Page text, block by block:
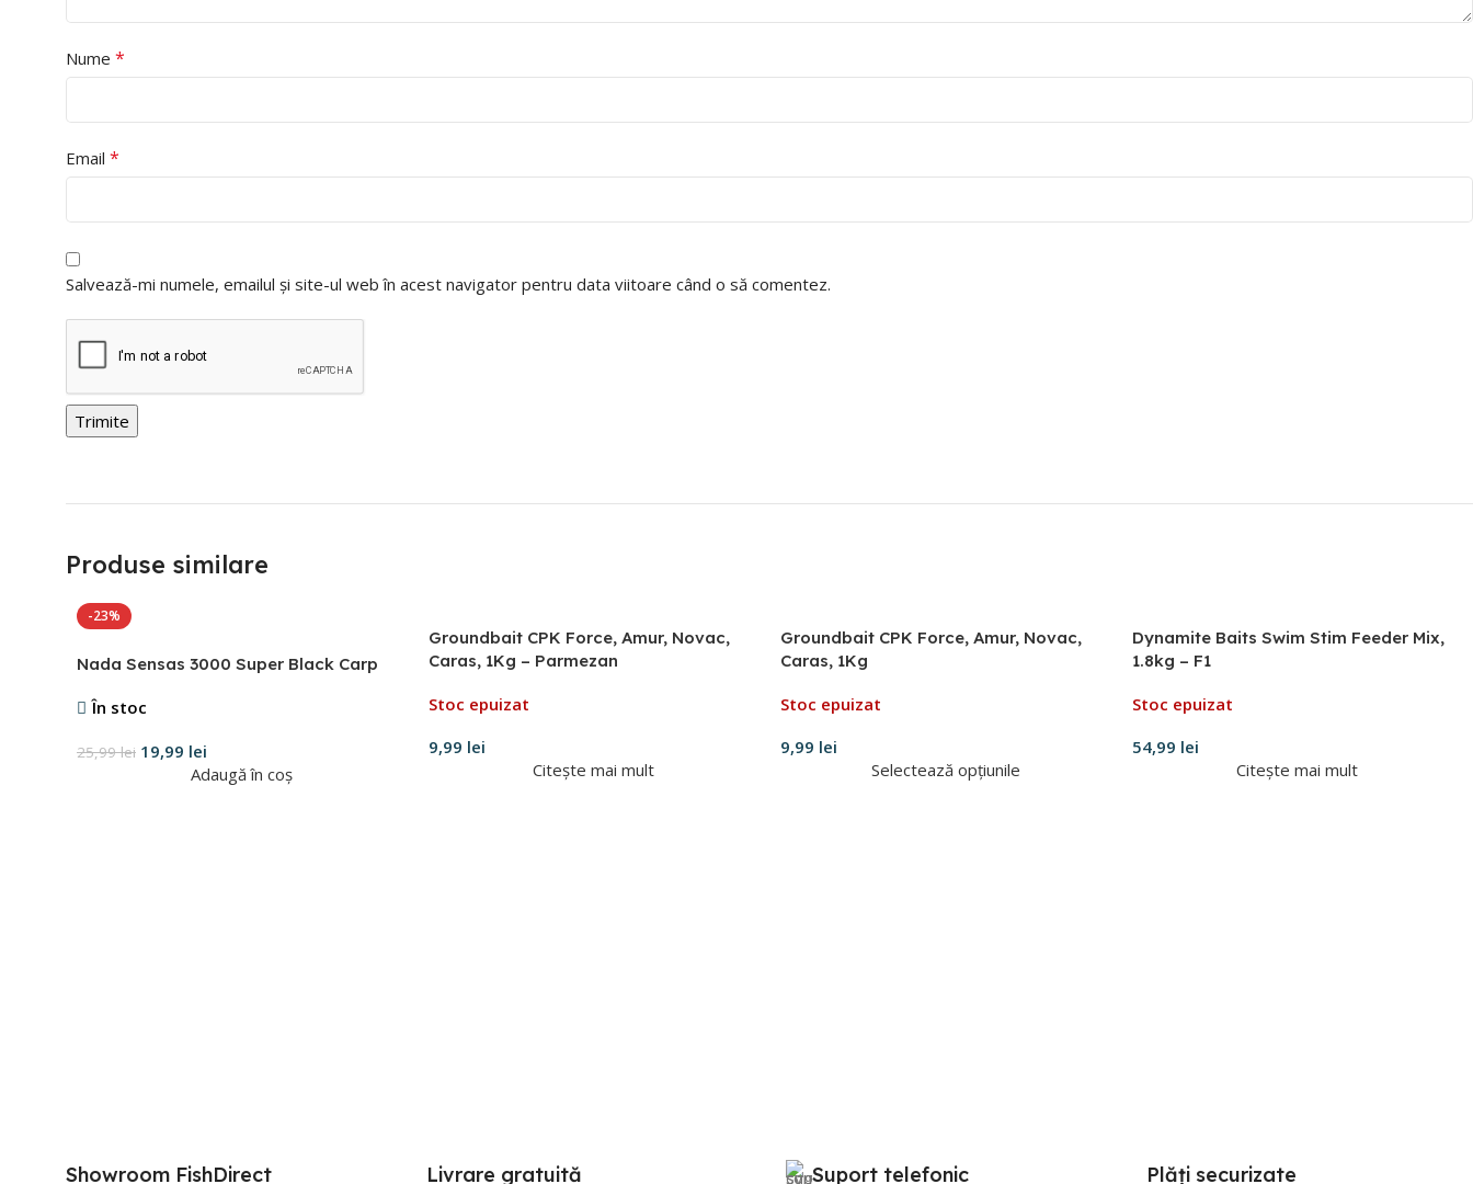
Nume *
Email *
Salvează-mi numele, emailul și site-ul web în acest navigator pentru data viitoare când o să comentez.
Produse similare
-23%
Nada Sensas 3000 Super Black Carp
În stoc
25,99lei 19,99 lei
Adaugă în coș
Groundbait CPK Force, Amur, Novac,
Caras, 1Kg – Parmezan
Stoc epuizat
9,99 lei
Citește mai mult
Groundbait CPK Force, Amur, Novac,
Caras, 1Kg
Stoc epuizat
9,99 lei
Selectează opțiunile
Dynamite Baits Swim Stim Feeder Mix,
1.8kg – F1
Stoc epuizat
54,99 lei
Citește mai mult
Showroom FishDirect Livrare gratuită Suport telefonic Plăți securizate